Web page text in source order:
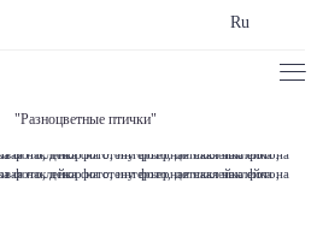
Ru
"Разноцветные птички"